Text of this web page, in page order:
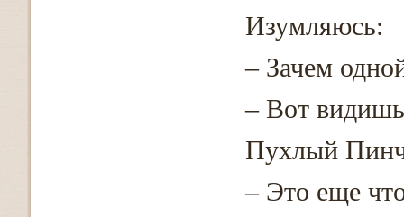
Изумляюсь:
– Зачем
– Вот
Пухлый
– Это еще